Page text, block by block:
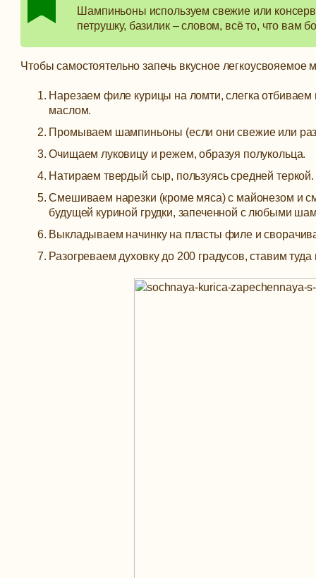
Шампиньоны используем свежие или
петрушку, базилик – словом, всё то, что вам
Чтобы самостоятельно запечь вкусное
Нарезаем филе курицы на ломти, слегка
маслом.
Промываем шампиньоны (если они свежие или
Очищаем луковицу и режем, образуя полукольца.
Натираем твердый сыр, пользуясь средней теркой.
Смешиваем нарезки (кроме мяса) с майонезом и
будущей куриной грудки, запеченной с любыми
Выкладываем начинку на пласты филе и
Разогреваем духовку до 200 градусов, ставим